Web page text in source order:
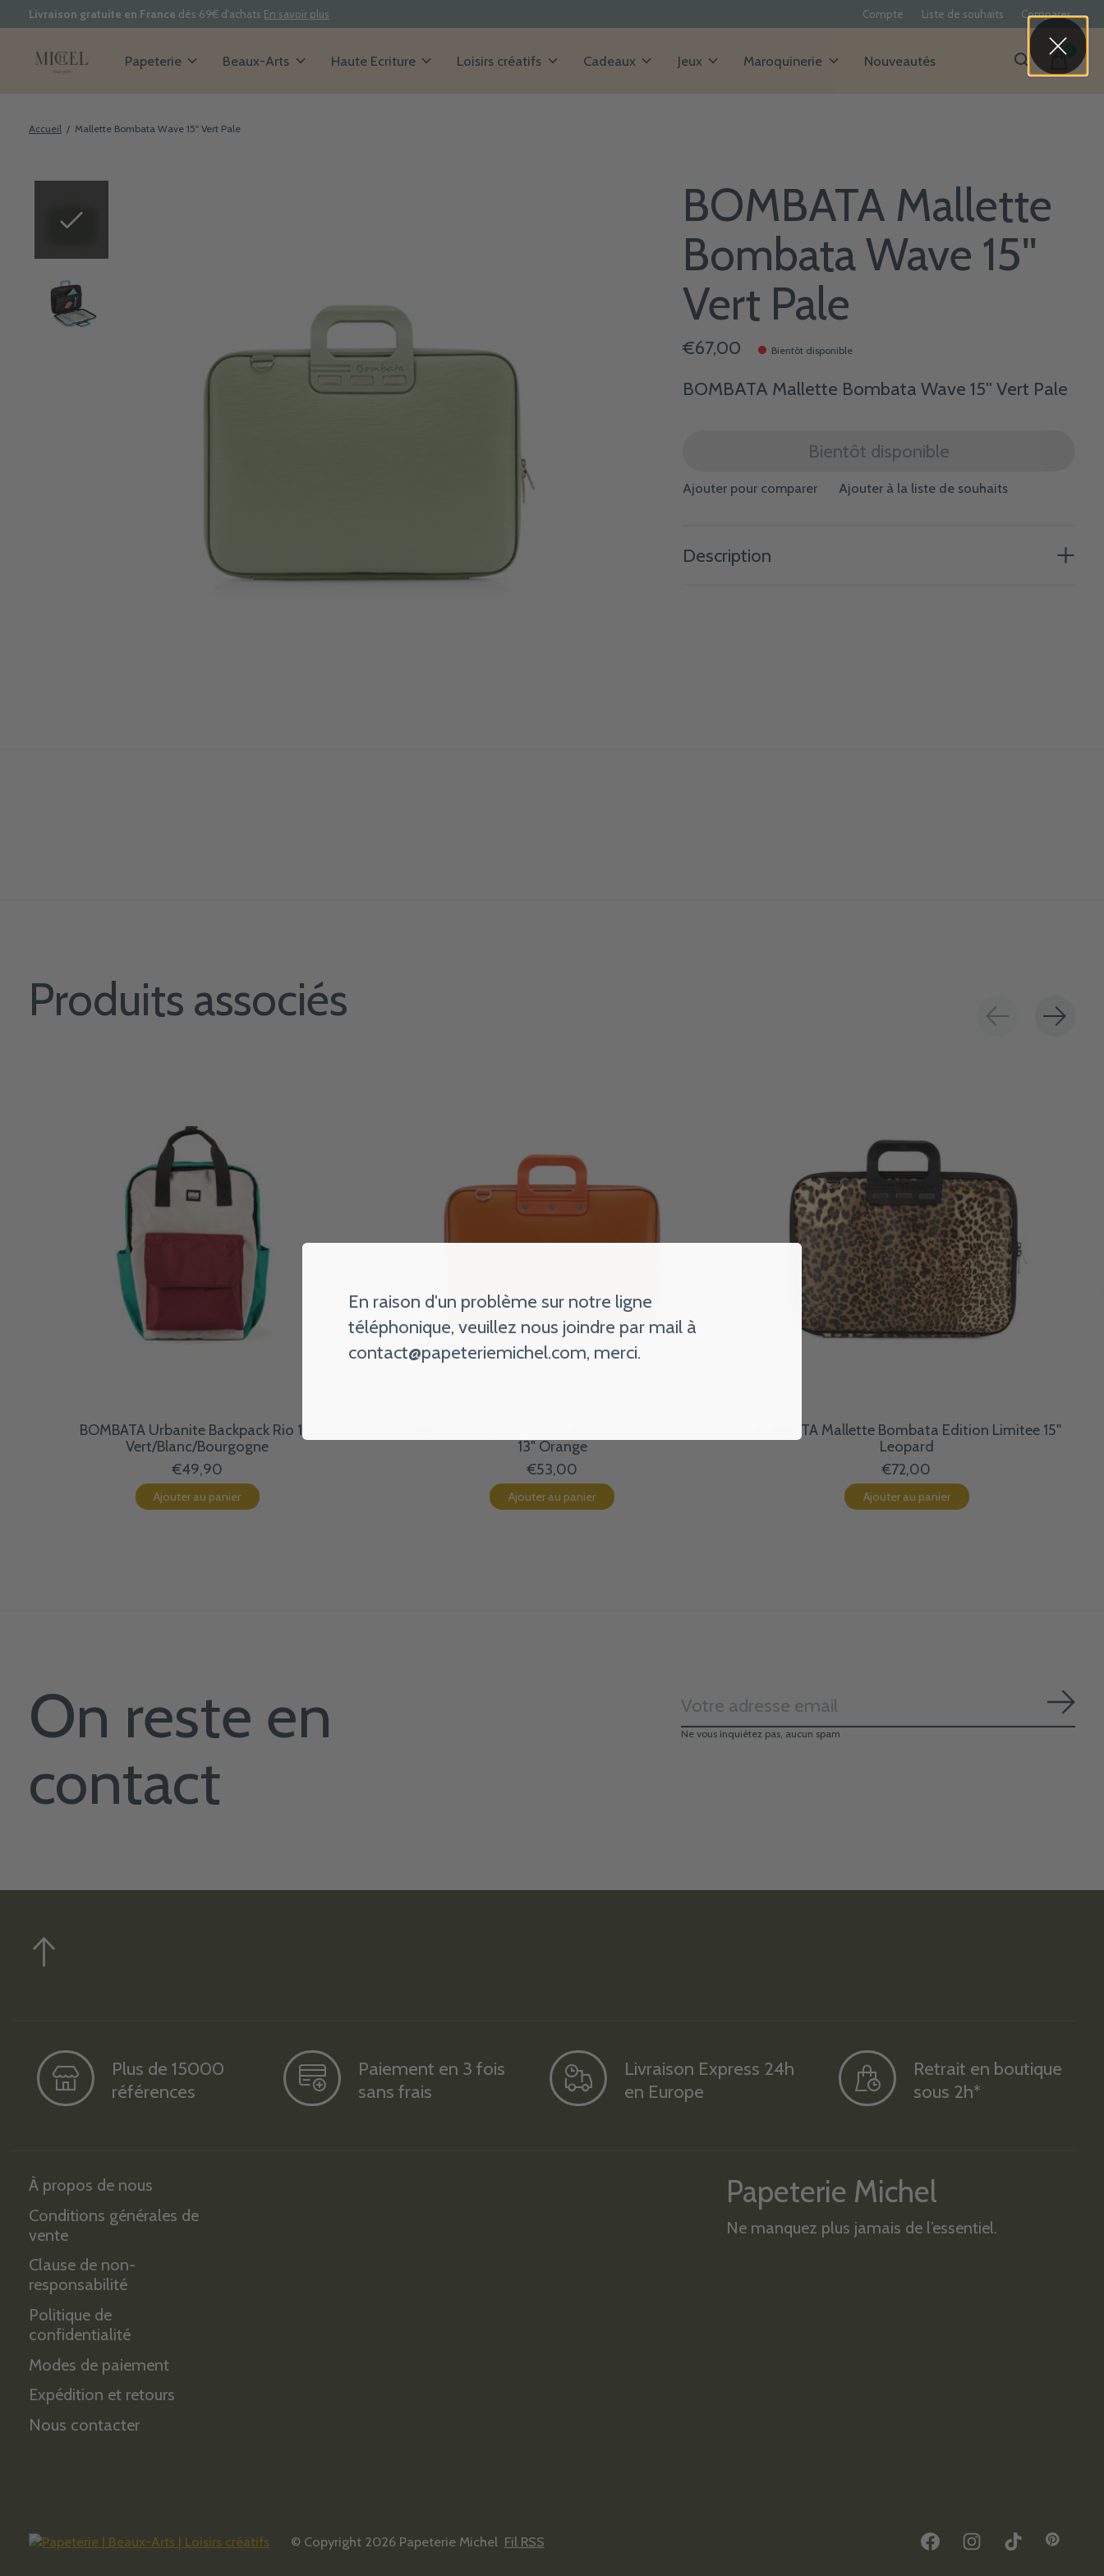
Livraison gratuite en France dès 69€ d'achats En savoir plus Compte Liste de souhaits Comparer
Papeterie Beaux-Arts Haute Ecriture Loisirs créatifs Cadeaux Jeux Maroquinerie Nouveautés items
Accueil / Mallette Bombata Wave 15'' Vert Pale
BOMBATA Mallette
Bombata Wave 15''
Vert Pale
€67,00 Bientôt disponible
BOMBATA Mallette Bombata Wave 15'' Vert Pale
Bientôt disponible
Ajouter pour comparer Ajouter à la liste de souhaits
Description
Produits associés
BOMBATA Urbanite Backpack Rio 15''
Vert/Blanc/Bourgogne
€49,90
Ajouter au panier
13" Orange
€53,00
Ajouter au panier
BOMBATA Mallette Bombata Edition Limitee 15''
Leopard
€72,00
Ajouter au panier
On reste en
contact
Ne vous inquiétez pas, aucun spam
Plus de 15000
références
Paiement en 3 fois
sans frais
Livraison Express 24h
en Europe
Retrait en boutique
sous 2h*
À propos de nous
Conditions générales de
vente
Clause de non-
responsabilité
Politique de
confidentialité
Modes de paiement
Expédition et retours
Nous contacter
Papeterie Michel
Ne manquez plus jamais de l’essentiel.
© Copyright 2026 Papeterie Michel Fil RSS
En raison d'un problème sur notre ligne
téléphonique, veuillez nous joindre par mail à
contact@papeteriemichel.com, merci.